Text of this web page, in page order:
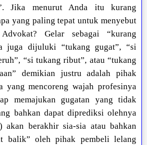
Jika menurut Anda itu kurang
yang paling tepat untuk menyebut
Gelar sebagai “kurang
juga dijuluki “tukang gugat”, “si
“si tukang ribut”, atau “tukang
demikian justru adalah pihak
yang mencoreng wajah profesinya
memajukan gugatan yang tidak
bahkan dapat diprediksi olehnya
akan berakhir sia-sia atau bahkan
balik” oleh pihak pembeli lelang